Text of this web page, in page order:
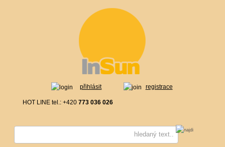
registrace
přihlásit
HOT LINE tel.: +420 773 036 026